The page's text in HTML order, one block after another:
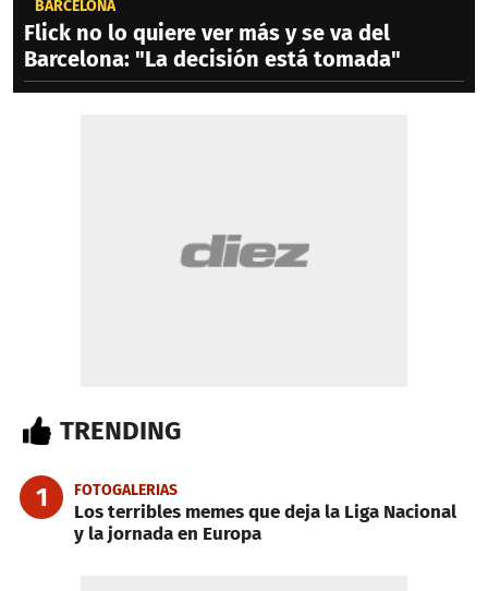
BARCELONA
Flick no lo quiere ver más y se va del
Barcelona: "La decisión está tomada"
TRENDING
1 FOTOGALERIAS
Los terribles memes que deja la Liga Nacional
y la jornada en Europa